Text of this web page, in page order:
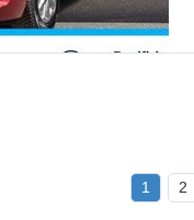
1 2